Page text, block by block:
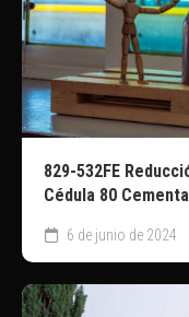
829-532FE
Cédula 80
6 de junio de 2024